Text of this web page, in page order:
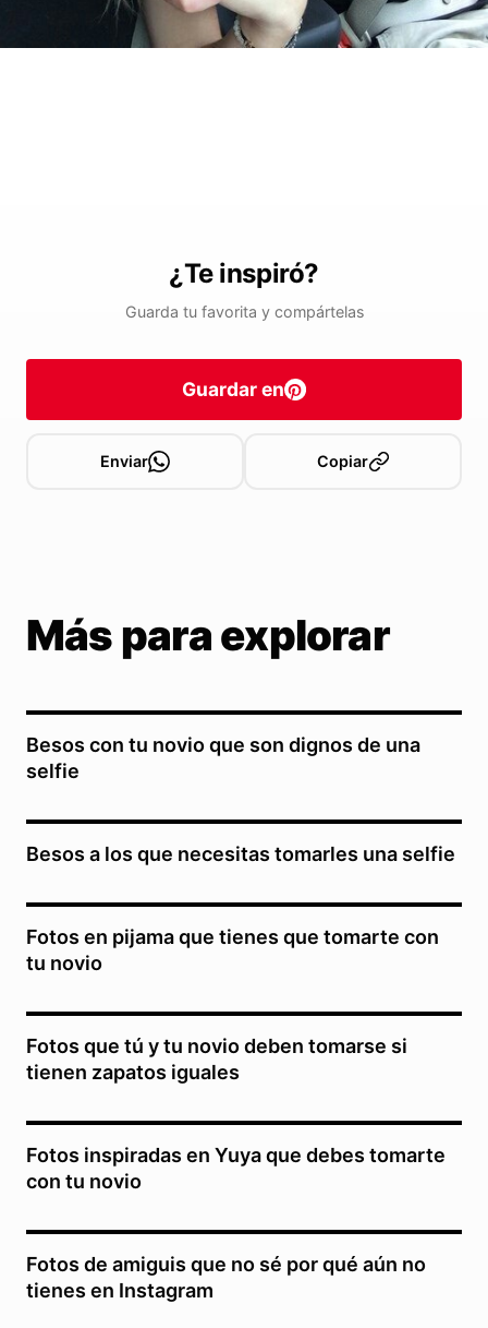
¿Te inspiró?
Guarda tu favorita y compártelas
Guardar en
Enviar Copiar
Más para explorar
Besos con tu novio que son dignos de una
selfie
Besos a los que necesitas tomarles una selfie
Fotos en pijama que tienes que tomarte con
tu novio
Fotos que tú y tu novio deben tomarse si
tienen zapatos iguales
Fotos inspiradas en Yuya que debes tomarte
con tu novio
Fotos de amiguis que no sé por qué aún no
tienes en Instagram